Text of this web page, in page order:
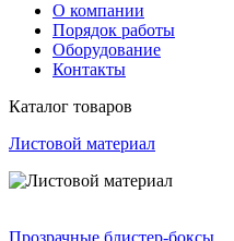
О компании
Порядок работы
Оборудование
Контакты
Каталог товаров
Листовой материал
Прозрачные блистер-боксы